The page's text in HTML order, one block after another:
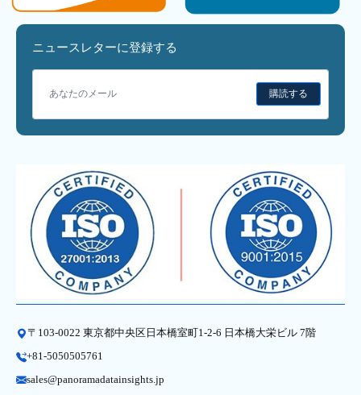
ニュースレターに登録する
購読する
〒103-0022 東京都中央区日本橋室町1-2-6 日本橋大栄ビル 7階
+81-5050505761
sales@panoramadatainsights.jp